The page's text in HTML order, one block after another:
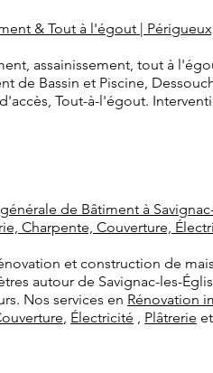
& Tout à l'égout |
assainissement, tout à
de Bassin et Piscine,
Tout-à-l'égout.
de Bâtiment à
Charpente, Couverture,
et construction de
autour de Savignac-les-
Nos services en Rénovation
, Électricité , Plâtrerie et